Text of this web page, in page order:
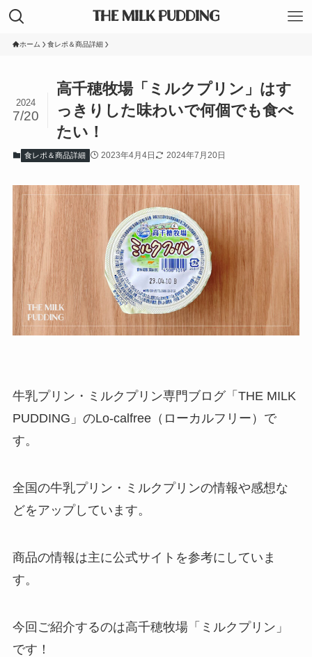
THE MILK PUDDING
ホーム 食レポ＆商品詳細
高千穂牧場「ミルクプリン」はす
っきりした味わいで何個でも食べ
たい！
2024
7/20
食レポ＆商品詳細 2023年4月4日 2024年7月20日
牛乳プリン・ミルクプリン専門ブログ「THE MILK
PUDDING」のLo-calfree（ローカルフリー）で
す。
全国の牛乳プリン・ミルクプリンの情報や感想な
どをアップしています。
商品の情報は主に公式サイトを参考にしていま
す。
今回ご紹介するのは高千穂牧場「ミルクプリン」
です！